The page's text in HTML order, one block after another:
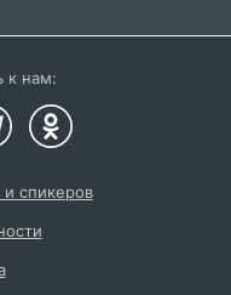
к нам:
и спикеров